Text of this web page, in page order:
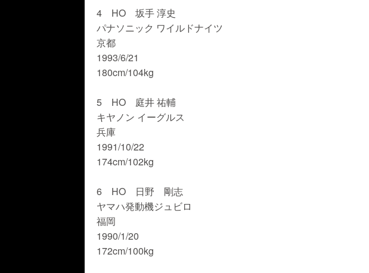
4 HO 坂手 淳史
パナソニック ワイルドナイツ
京都
1993/6/21
180cm/104kg
5 HO 庭井 祐輔
キヤノン イーグルス
兵庫
1991/10/22
174cm/102kg
6 HO 日野 剛志
ヤマハ発動機ジュビロ
福岡
1990/1/20
172cm/100kg